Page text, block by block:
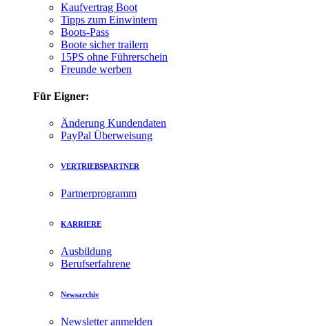
Kaufvertrag Boot
Tipps zum Einwintern
Boots-Pass
Boote sicher trailern
15PS ohne Führerschein
Freunde werben
Für Eigner:
Änderung Kundendaten
PayPal Überweisung
VERTRIEBSPARTNER
Partnerprogramm
KARRIERE
Ausbildung
Berufserfahrene
Newsarchiv
Newsletter anmelden